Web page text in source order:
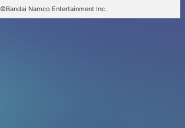
©Bandai Namco Entertainment Inc.